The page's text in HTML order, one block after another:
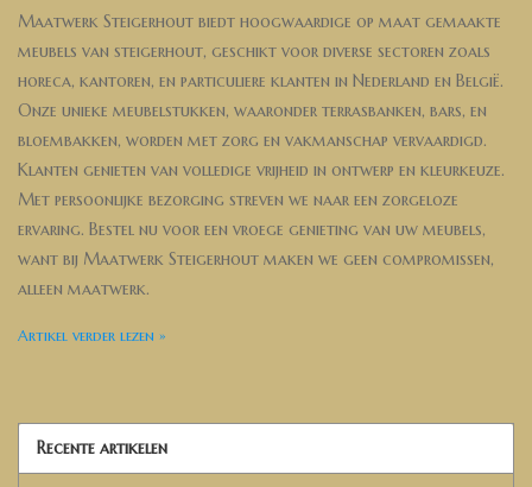
Maatwerk Steigerhout biedt hoogwaardige op maat gemaakte
meubels van steigerhout, geschikt voor diverse sectoren zoals
horeca, kantoren, en particuliere klanten in Nederland en België.
Onze unieke meubelstukken, waaronder terrasbanken, bars, en
bloembakken, worden met zorg en vakmanschap vervaardigd.
Klanten genieten van volledige vrijheid in ontwerp en kleurkeuze.
Met persoonlijke bezorging streven we naar een zorgeloze
ervaring. Bestel nu voor een vroege genieting van uw meubels,
want bij Maatwerk Steigerhout maken we geen compromissen,
alleen maatwerk.
Artikel verder lezen »
Recente artikelen